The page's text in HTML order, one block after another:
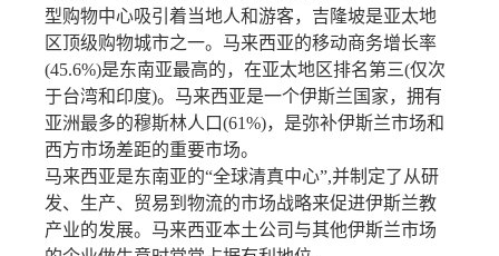
型购物中心吸引着当地人和游客，吉隆坡是亚太地
区顶级购物城市之一。马来西亚的移动商务增长率
(45.6%)是东南亚最高的，在亚太地区排名第三(仅次
于台湾和印度)。马来西亚是一个伊斯兰国家，拥有
亚洲最多的穆斯林人口(61%)，是弥补伊斯兰市场和
西方市场差距的重要市场。
马来西亚是东南亚的“全球清真中心”,并制定了从研
发、生产、贸易到物流的市场战略来促进伊斯兰教
产业的发展。马来西亚本土公司与其他伊斯兰市场